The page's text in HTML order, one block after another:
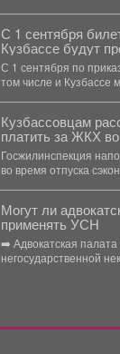
С 1 сентября
Кузбассе будут
С 1 сентября по
том числе и Кузбассе
Кузбассовцам
платить за ЖКХ
Госжилинспекция
во время отпуска
Могут ли
применять УСН
➡️ Адвокатская палата
негосударственной